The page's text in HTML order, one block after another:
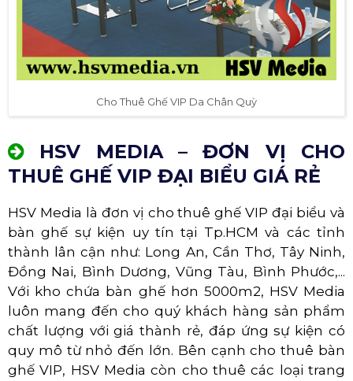
Cho Thuê Ghế VIP Da Chân Quỳ
HSV MEDIA – ĐƠN VỊ CHO
THUÊ GHẾ VIP ĐẠI BIỂU GIÁ RẺ
HSV Media là đơn vị cho thuê ghế VIP đại biểu và
bàn ghế sự kiện uy tín tại Tp.HCM và các tỉnh
thành lân cận như: Long An, Cần Thơ, Tây Ninh,
Đồng Nai, Bình Dương, Vũng Tàu, Bình Phước,...
Với kho chứa bàn ghế hơn 5000m2, HSV Media
luôn mang đến cho quý khách hàng sản phẩm
chất lượng với giá thành rẻ, đáp ứng sự kiện có
quy mô từ nhỏ đến lớn. Bên cạnh cho thuê bàn
ghế VIP, HSV Media còn cho thuê các loại trang